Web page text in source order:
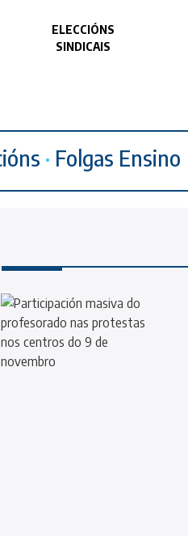
ELECCIÓNS
SINDICAIS
· Folgas Ensino